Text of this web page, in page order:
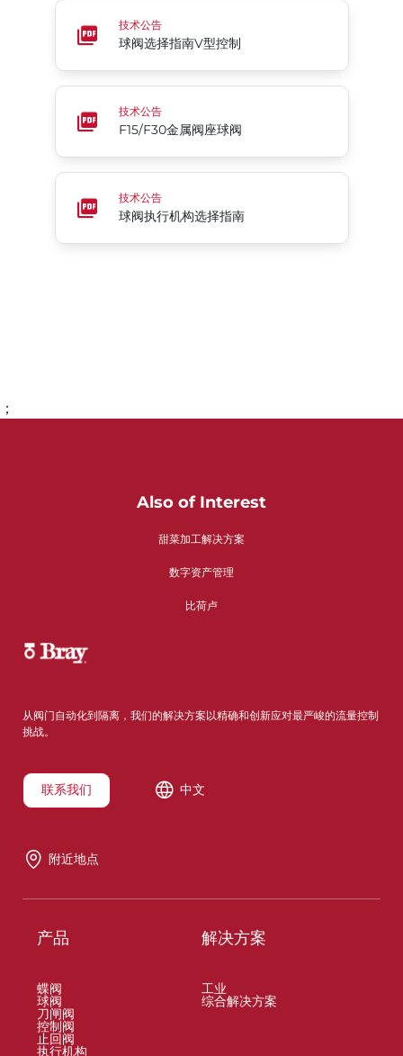
球阀选择指南V型控制
技术公告
球阀选择指南V型控制
F15/F30金属阀座球阀
技术公告
F15/F30金属阀座球阀
球阀执行机构选择指南
技术公告
球阀执行机构选择指南
；
Also of Interest
甜菜加工解决方案
数字资产管理
比荷卢
从阀门自动化到隔离，我们的解决方案以精确和创新应对最严峻的流量控制
挑战。
联系我们 中文
附近地点
产品
蝶阀
球阀
刀闸阀
控制阀
止回阀
执行机构
解决方案
工业
综合解决方案